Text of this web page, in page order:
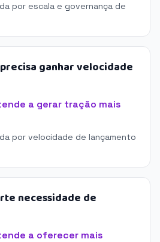
por escala e governança de
ganhar velocidade
a gerar tração mais
por velocidade de lançamento
necessidade de
a oferecer mais